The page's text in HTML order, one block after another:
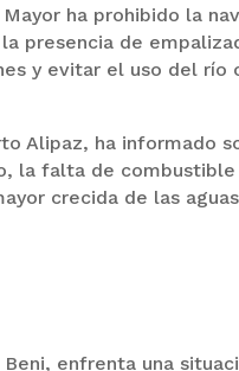
ha prohibido la
presencia de
y evitar el uso del río
Alipaz, ha informado
la falta de
crecida de las
enfrenta una